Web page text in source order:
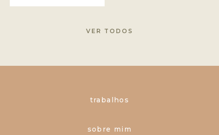
VER TODOS
trabalhos
sobre mim